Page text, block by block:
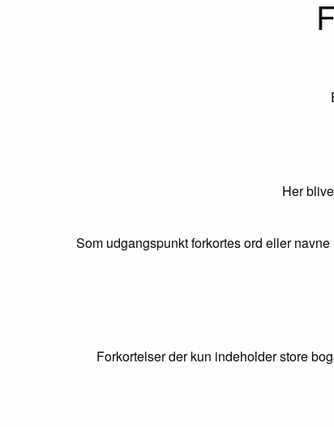
Her
Som udgangspunkt forkortes ord eller
Forkortelser der kun indeholder store